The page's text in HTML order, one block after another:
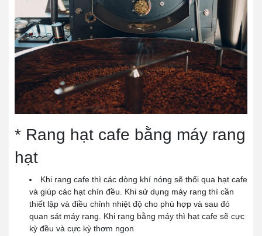
* Rang hạt cafe bằng máy rang
hạt
Khi rang cafe thì các dòng khí nóng sẽ thổi qua hạt cafe
và giúp các hạt chín đều. Khi sử dụng máy rang thì cần
thiết lập và điều chỉnh nhiệt độ cho phù hợp và sau đó
quan sát máy rang. Khi rang bằng máy thì hạt cafe sẽ cực
kỳ đều và cực kỳ thơm ngon